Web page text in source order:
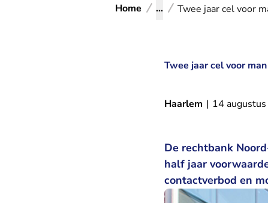
Home ... Twee jaar cel voor
Twee jaar cel voor
Haarlem | 14
De rechtbank
half jaar
contactverbod en